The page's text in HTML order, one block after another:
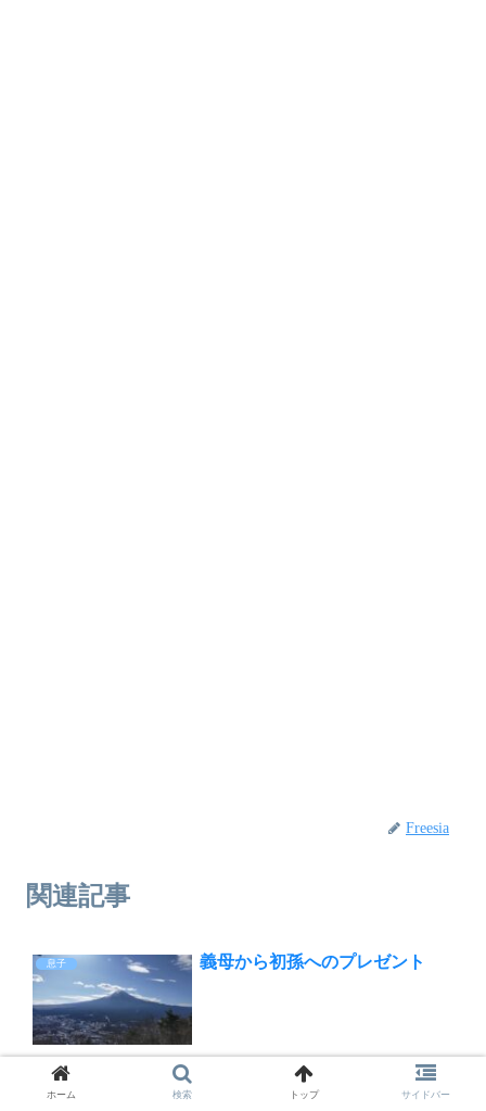
Freesia
関連記事
息子 義母から初孫へのプレゼント
私たちの息子は、結婚すると言ってから４か月後に家を出まし
た。 お相手のこともほとんどわからないまま、、、。 お嫁さんに
とっても私たちのことはほどんど知らないから同じこと、、、。
ホーム 検索 トップ サイドバー